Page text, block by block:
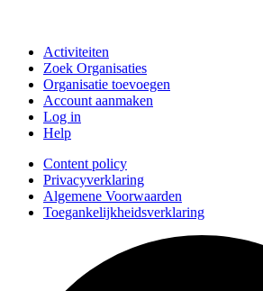
Activiteiten
Zoek Organisaties
Organisatie toevoegen
Account aanmaken
Log in
Help
Content policy
Privacyverklaring
Algemene Voorwaarden
Toegankelijkheidsverklaring